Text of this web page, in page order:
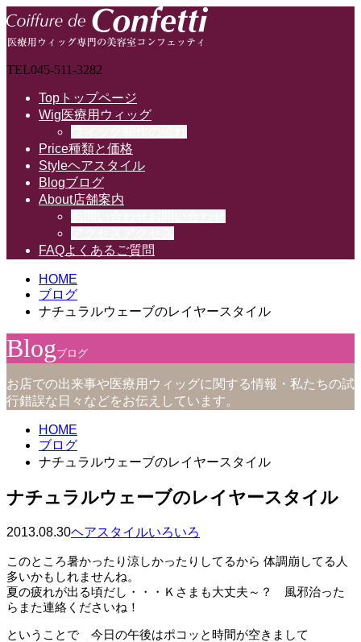
TEL045-511-3282
Top トップページ
Wig医療用ウィッグ
Price種類と価格
Styleヘアスタイル
Blogブログ
About店舗案内
FAQよくあるご質問
HOME
ブログ
ナチュラルウェーブのレイヤースタイル
Blogブログ
お店での出来事や医療用ウィッグに関する情報・私たちの試
行錯誤な日々などをお伝えしています。
HOME
ブログ
ナチュラルウェーブのレイヤースタイル
ナチュラルウェーブのレイヤースタイル
2013.08.30ヘアスタイルいろいろ
このところ暑かったり涼しかったりしてるから 体調崩してる人
多いかもしれませんね。
夏の疲れが出る頃だし・・・Ｋさまも大丈夫～？ 風邪治った
らまた連絡くださいね！
ということで 今日の午後はポコッと時間が空きまして